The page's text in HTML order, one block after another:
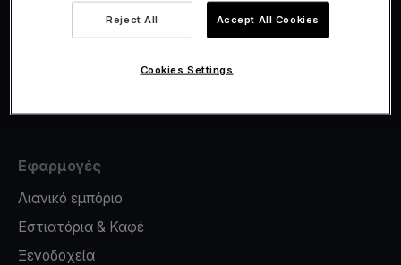
Έκδοση καρτών
Εφαρμογές
Λιανικό εμπόριο
Εστιατόρια & Καφέ
Ξενοδοχεία
Reject All Accept All Cookies
Cookies Settings